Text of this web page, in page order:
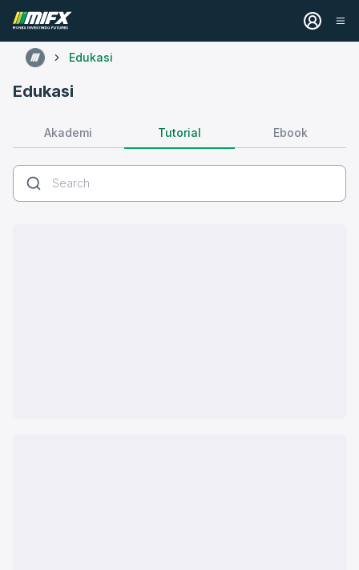
Edukasi
Edukasi
Akademi Tutorial Ebook